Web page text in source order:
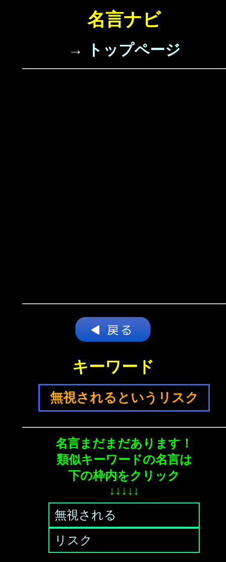
名言ナビ
→ トップページ
キーワード
無視されるというリスク
名言まだまだあります！
類似キーワードの名言は
下の枠内をクリック
↓↓↓↓↓
無視される
リスク